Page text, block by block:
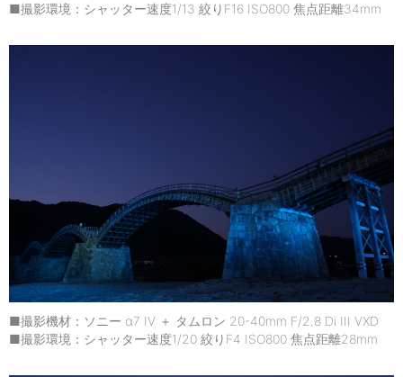
■撮影環境：シャッター速度1/13 絞りF16 ISO800 焦点距離34mm
■撮影機材：ソニー α7 IV ＋ タムロン 20-40mm F/2.8 Di III VXD
■撮影環境：シャッター速度1/20 絞りF4 ISO800 焦点距離28mm